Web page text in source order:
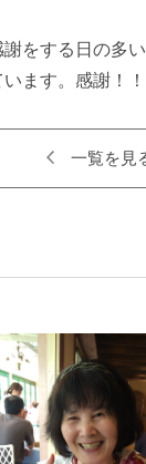
をする日の多
一覧を見